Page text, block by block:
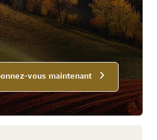
vous maintenant